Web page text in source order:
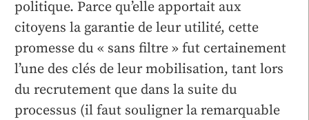
politique. Parce qu’elle apportait aux
citoyens la garantie de leur utilité, cette
promesse du « sans filtre » fut certainement
l’une des clés de leur mobilisation, tant lors
du recrutement que dans la suite du
processus (il faut souligner la remarquable